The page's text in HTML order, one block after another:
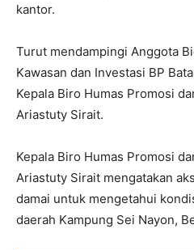
kantor.
Turut mendampingi Anggota
Kawasan dan Investasi BP
Kepala Biro Humas Promosi
Ariastuty Sirait.
Kepala Biro Humas Promosi
Ariastuty Sirait mengatakan
damai untuk mengetahui
daerah Kampung Sei Nayon,